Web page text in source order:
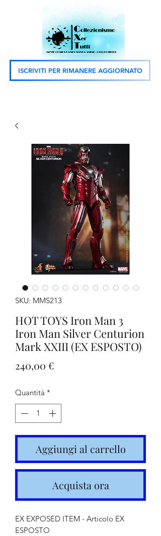
ISCRIVITI PER RIMANERE AGGIORNATO
SKU: MMS213
HOT TOYS Iron Man 3
Iron Man Silver Centurion
Mark XXIII (EX ESPOSTO)
240,00 €
Quantità *
Aggiungi al carrello
Acquista ora
EX EXPOSED ITEM - Articolo EX
ESPOSTO